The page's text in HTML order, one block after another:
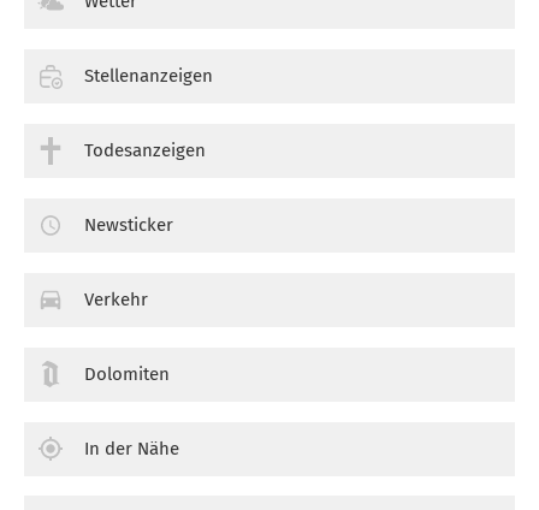
Stellenanzeigen
Todesanzeigen
Newsticker
Verkehr
Dolomiten
In der Nähe